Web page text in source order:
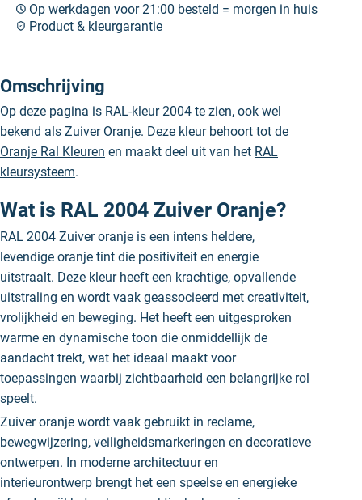
Op werkdagen voor 21:00 besteld = morgen in huis
Product & kleurgarantie
Omschrijving
Op deze pagina is RAL-kleur 2004 te zien, ook wel
bekend als Zuiver Oranje. Deze kleur behoort tot de
Oranje Ral Kleuren en maakt deel uit van het RAL
kleursysteem.
Wat is RAL 2004 Zuiver Oranje?
RAL 2004 Zuiver oranje is een intens heldere,
levendige oranje tint die positiviteit en energie
uitstraalt. Deze kleur heeft een krachtige, opvallende
uitstraling en wordt vaak geassocieerd met creativiteit,
vrolijkheid en beweging. Het heeft een uitgesproken
warme en dynamische toon die onmiddellijk de
aandacht trekt, wat het ideaal maakt voor
toepassingen waarbij zichtbaarheid een belangrijke rol
speelt.
Zuiver oranje wordt vaak gebruikt in reclame,
bewegwijzering, veiligheidsmarkeringen en decoratieve
ontwerpen. In moderne architectuur en
interieurontwerp brengt het een speelse en energieke